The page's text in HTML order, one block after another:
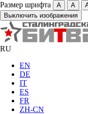
Размер шрифта А А
Выключить изображения
RU
EN
DE
IT
ES
FR
ZH-CN